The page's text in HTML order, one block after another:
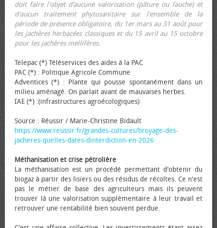
doit faire l'objet d’aucune valorisation (pâture ou fauche) et
d'aucun traitement phytosanitaire sur l'ensemble de la
période de présence obligatoire, du 1er mars au 31 août pour
les jachères herbacées classiques et du 15 avril au 15 octobre
pour les jachères mellifères.
Telepac (*) Téléservices des aides à la PAC
PAC (*) : Politique Agricole Commune
Adventices (*) : Plante qui pousse spontanément dans un
milieu aménagé. On parlait avant de mauvaises herbes.
IAE (*) :(infrastructures agroécologiques)
Source : Réussir / Marie-Christine Bidault
https://www.reussir.fr/grandes-cultures/broyage-des-
jacheres-quelles-dates-dinterdiction-en-2026
Méthanisation et crise pétrolière
La méthanisation est un procédé permettant d'obtenir du
biogaz à partir des lisiers ou des résidus de récoltes. Ce n'est
pas le métier de base des agriculteurs mais ils peuvent
trouver là une valorisation supplémentaire à leur travail et
retrouver une rentabilité bien souvent perdue.